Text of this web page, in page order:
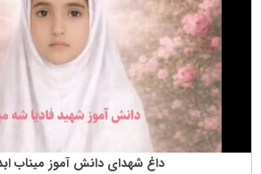
داغ شهدای دانش آموز میناب